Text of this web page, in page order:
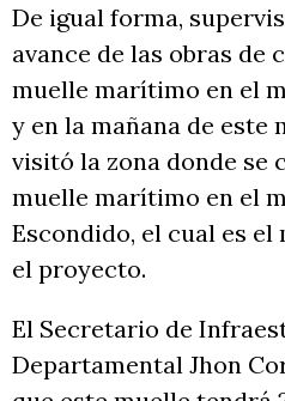
De igual forma,
avance de las obras de
muelle marítimo en el
y en la mañana de este
visitó la zona donde se
muelle marítimo en el
Escondido, el cual es el
el proyecto.
El Secretario de
Departamental Jhon